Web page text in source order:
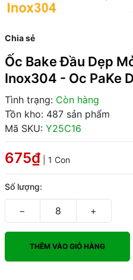
Chia sẻ
Ốc Bake Đầu Dẹp
Inox304 - Oc PaKe
Tình trạng: Còn hàng
Tồn kho: 487 sản phẩm
Mã SKU: Y25C16
675₫ | 1 Con
Số lượng:
− +
THÊM VÀO GIỎ HÀNG